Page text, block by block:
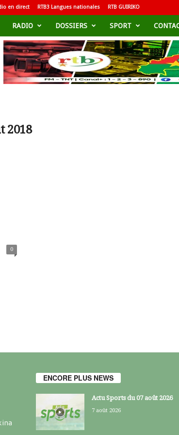
en direct RTB3 Langues nationales RTB GUIRIKO
RADIO DOSSIERS SPORT
2018
0
ENCORE PLUS NEWS
Actu Sports du 07 août 2026
7 août 2026